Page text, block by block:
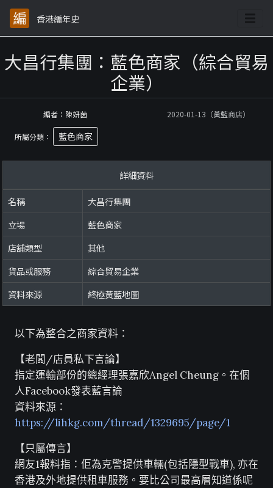
香港編年史
大昌行集團：藍色商家（綜合貿易
企業）
編者：陳妍茵 2020-01-13（黃藍商店）
所屬分類： 藍色商家
詳細資料
名稱
大昌行集團
立場
藍色商家
店舖類型
其他
貨品或服務
綜合貿易企業
資料來源
終極黃藍地圖
以下為整合之商家資料：
【老闆/店員私下言論】
指定運輸部份的總經理張嘉欣Angel Cheung。在個
人Facebook發表藍言論
資料來源：
https://lihkg.com/thread/1329695/page/1
【只屬傳言】
網友1報料指：佢為克警提供車輛(包括隱型戰車), 亦在
香港及外地提供租車服務。要比公司最高層知道係呢